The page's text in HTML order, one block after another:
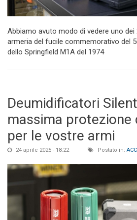
Abbiamo avuto modo di vedere uno
armeria del fucile commemorativo del
dello Springfield M1A del 1974
Deumidificatori
massima protezione
per le vostre armi
24 aprile 2025 - 18:22 Postato in: